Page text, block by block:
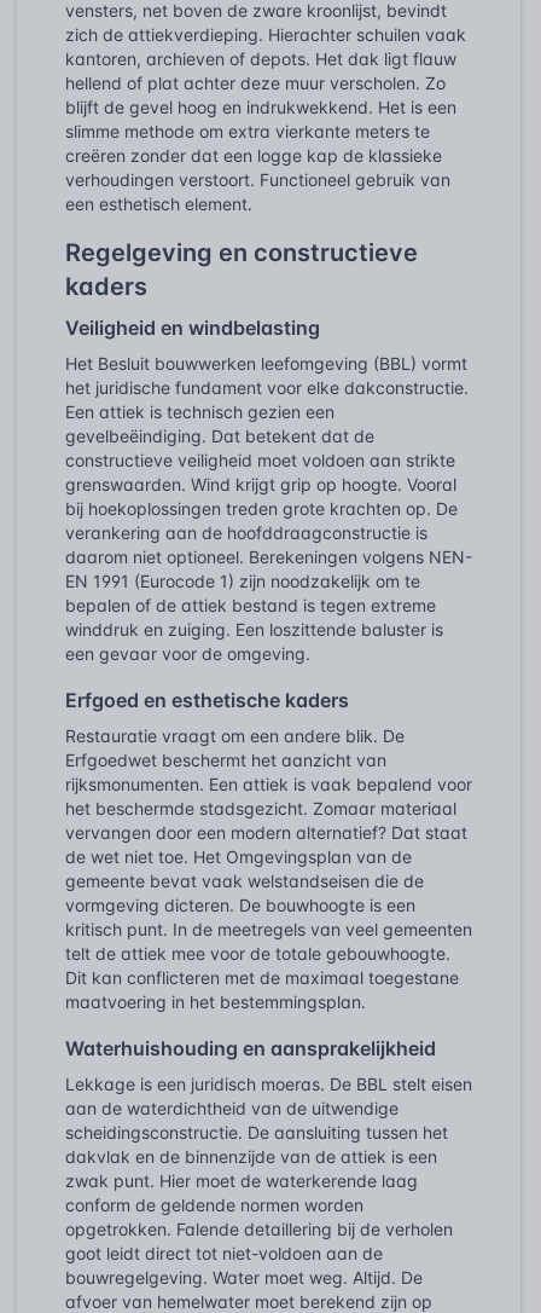
vensters, net boven de zware kroonlijst, bevindt
zich de attiekverdieping. Hierachter schuilen vaak
kantoren, archieven of depots. Het dak ligt flauw
hellend of plat achter deze muur verscholen. Zo
blijft de gevel hoog en indrukwekkend. Het is een
slimme methode om extra vierkante meters te
creëren zonder dat een logge kap de klassieke
verhoudingen verstoort. Functioneel gebruik van
een esthetisch element.
Regelgeving en constructieve
kaders
Veiligheid en windbelasting
Het Besluit bouwwerken leefomgeving (BBL) vormt
het juridische fundament voor elke dakconstructie.
Een attiek is technisch gezien een
gevelbeëindiging. Dat betekent dat de
constructieve veiligheid moet voldoen aan strikte
grenswaarden. Wind krijgt grip op hoogte. Vooral
bij hoekoplossingen treden grote krachten op. De
verankering aan de hoofddraagconstructie is
daarom niet optioneel. Berekeningen volgens NEN-
EN 1991 (Eurocode 1) zijn noodzakelijk om te
bepalen of de attiek bestand is tegen extreme
winddruk en zuiging. Een loszittende baluster is
een gevaar voor de omgeving.
Erfgoed en esthetische kaders
Restauratie vraagt om een andere blik. De
Erfgoedwet beschermt het aanzicht van
rijksmonumenten. Een attiek is vaak bepalend voor
het beschermde stadsgezicht. Zomaar materiaal
vervangen door een modern alternatief? Dat staat
de wet niet toe. Het Omgevingsplan van de
gemeente bevat vaak welstandseisen die de
vormgeving dicteren. De bouwhoogte is een
kritisch punt. In de meetregels van veel gemeenten
telt de attiek mee voor de totale gebouwhoogte.
Dit kan conflicteren met de maximaal toegestane
maatvoering in het bestemmingsplan.
Waterhuishouding en aansprakelijkheid
Lekkage is een juridisch moeras. De BBL stelt eisen
aan de waterdichtheid van de uitwendige
scheidingsconstructie. De aansluiting tussen het
dakvlak en de binnenzijde van de attiek is een
zwak punt. Hier moet de waterkerende laag
conform de geldende normen worden
opgetrokken. Falende detaillering bij de verholen
goot leidt direct tot niet-voldoen aan de
bouwregelgeving. Water moet weg. Altijd. De
afvoer van hemelwater moet berekend zijn op